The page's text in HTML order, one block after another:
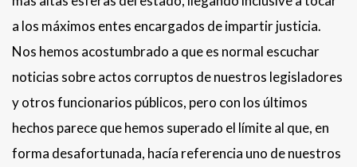
a los máximos entes encargados de impartir justicia.
Nos hemos acostumbrado a que es normal escuchar
noticias sobre actos corruptos de nuestros legisladores
y otros funcionarios públicos, pero con los últimos
hechos parece que hemos superado el límite al que, en
forma desafortunada, hacía referencia uno de nuestros